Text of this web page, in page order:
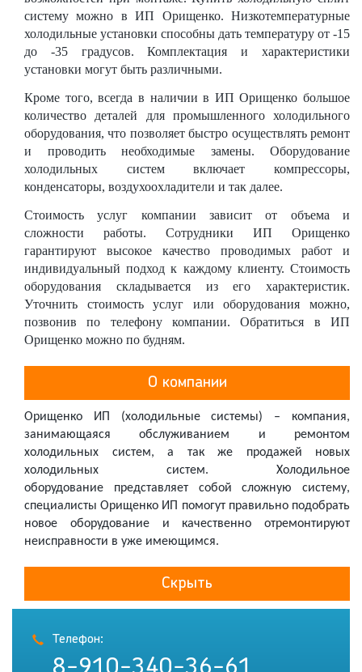
систему можно в ИП Орищенко. Низкотемпературные
холодильные установки способны дать температуру от -15
до -35 градусов. Комплектация и характеристики
установки могут быть различными.
Кроме того, всегда в наличии в ИП Орищенко большое
количество деталей для промышленного холодильного
оборудования, что позволяет быстро осуществлять ремонт
и проводить необходимые замены. Оборудование
холодильных систем включает компрессоры,
конденсаторы, воздухоохладители и так далее.
Стоимость услуг компании зависит от объема и
сложности работы. Сотрудники ИП Орищенко
гарантируют высокое качество проводимых работ и
индивидуальный подход к каждому клиенту. Стоимость
оборудования складывается из его характеристик.
Уточнить стоимость услуг или оборудования можно,
позвонив по телефону компании. Обратиться в ИП
Орищенко можно по будням.
О компании
Орищенко ИП (холодильные системы) – компания,
занимающаяся обслуживанием и ремонтом
холодильных систем, а так же продажей новых
холодильных систем. Холодильное
оборудование представляет собой сложную систему,
специалисты Орищенко ИП помогут правильно подобрать
новое оборудование и качественно отремонтируют
неисправности в уже имеющимся.
Скрыть
Телефон: